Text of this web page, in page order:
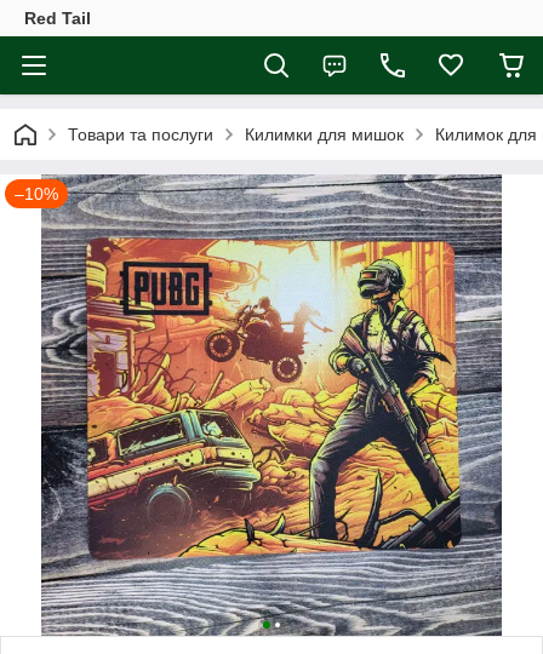
Red Tail
Товари та послуги Килимки для мишок Килимок для
–10%